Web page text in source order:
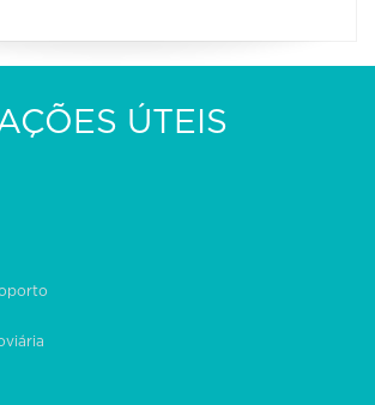
ÚTEIS